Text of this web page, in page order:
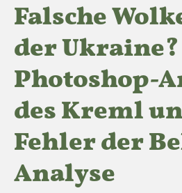
Falsche
der Ukraine?
Photoshop-
des Kreml
Fehler der
Analyse